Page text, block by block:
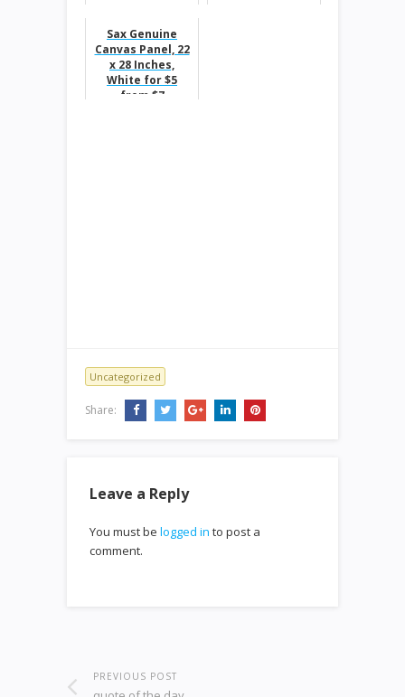
Sax Genuine
Canvas Panel, 22
x 28 Inches,
White for $5
from $7
Uncategorized
Share:
Leave a Reply
You must be logged in to post a
comment.
PREVIOUS POST